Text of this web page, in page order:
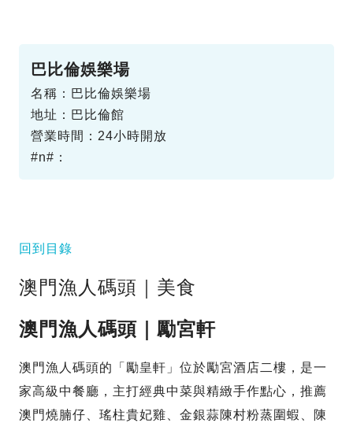
巴比倫娛樂場
名稱：巴比倫娛樂場
地址：巴比倫館
營業時間：24小時開放
#n#：
回到目錄
澳門漁人碼頭｜美食
澳門漁人碼頭｜勵宮軒
澳門漁人碼頭的「勵皇軒」位於勵宮酒店二樓，是一
家高級中餐廳，主打經典中菜與精緻手作點心，推薦
澳門燒腩仔、瑤柱貴妃雞、金銀蒜陳村粉蒸圍蝦、陳